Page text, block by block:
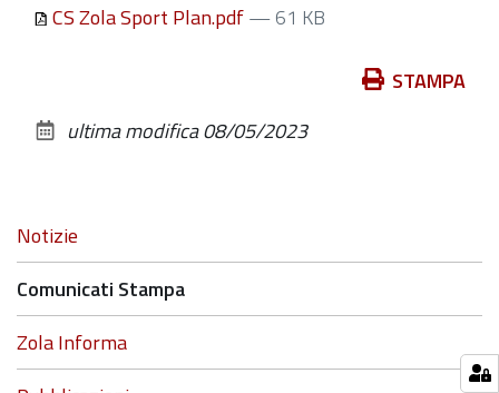
CS Zola Sport Plan.pdf— 61 KB
documento
STAMPA
ultima modifica08/05/2023
Navigazione
Notizie
Comunicati Stampa
Zola Informa